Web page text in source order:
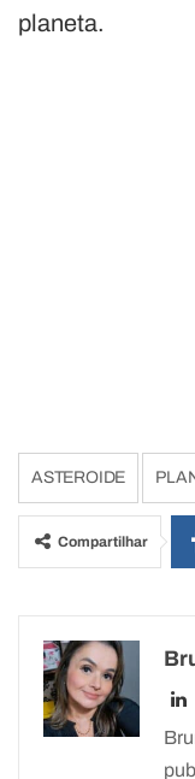
planeta.
ASTEROIDE
Compartilhar